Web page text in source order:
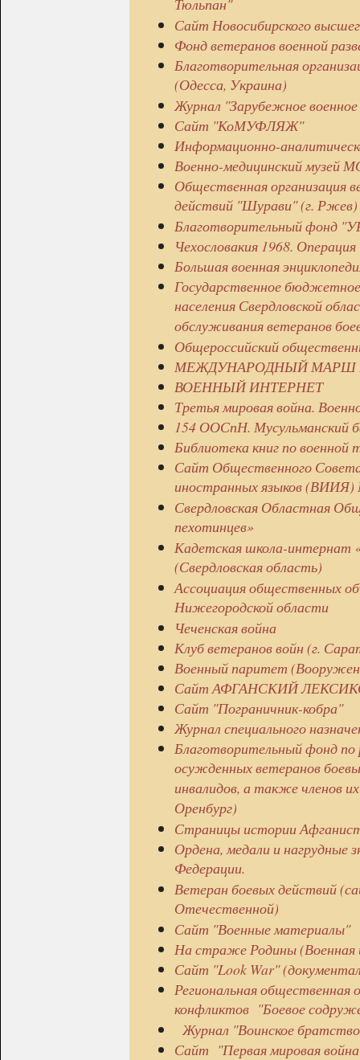
Тюльпан"
Сайт Новосибирского
Фонд ветеранов военной
Благотворительная
(Одесса, Украина)
Журнал "Зарубежное военное
Сайт "КоМУФЛЯЖ"
Информационно-
Военно-медицинский музей
Общественная организация
действий "Шурави" (г. Ржев)
Благотворительный фонд
Чехословакия 1968.
Большая военная
Государственное
населения Свердловской
обслуживания ветеранов
Общероссийский
МЕЖДУНАРОДНЫЙ МАРШ
ВОЕННЫЙ ИНТЕРНЕТ
Третья мировая война.
154 ООСпН. Мусульманский
Библиотека книг по военной
Сайт Общественного
иностранных языков
Свердловская Областная
пехотинцев»
Кадетская школа-интернат
(Свердловская область)
Ассоциация общественных
Нижегородской области
Чеченская война
Клуб ветеранов войн (г.
Военный паритет
Сайт АФГАНСКИЙ
Сайт "Пограничник-кобра"
Журнал специального
Благотворительный фонд
осужденных ветеранов
инвалидов, а также членов
Оренбург)
Страницы истории
Ордена, медали и нагрудные
Федерации.
Ветеран боевых действий
Отечественной)
Сайт "Военные материалы"
На страже Родины (Военная
Сайт "Look War"
Региональная общественная
конфликтов "Боевое
Журнал "Воинское
Сайт "Первая мировая война